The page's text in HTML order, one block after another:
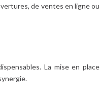
de ventes en ligne ou
La mise en place